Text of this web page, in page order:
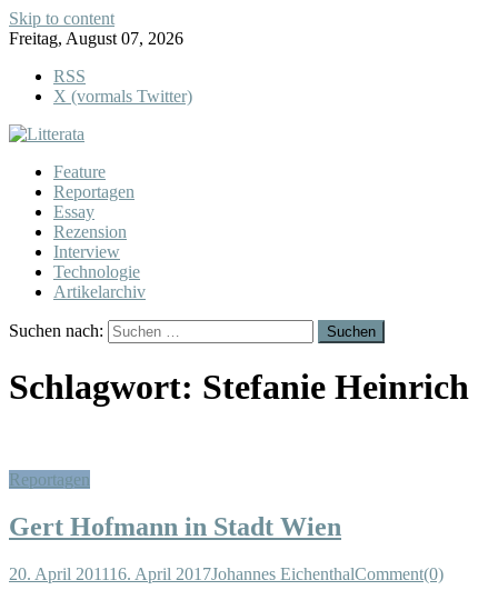
Skip to content
Freitag, August 07, 2026
RSS
X (vormals Twitter)
Feature
Reportagen
Essay
Rezension
Interview
Technologie
Artikelarchiv
Suchen nach:
Schlagwort: Stefanie Heinrich
Reportagen
Gert Hofmann in Stadt Wien
20. April 201116. April 2017Johannes EichenthalComment(0)